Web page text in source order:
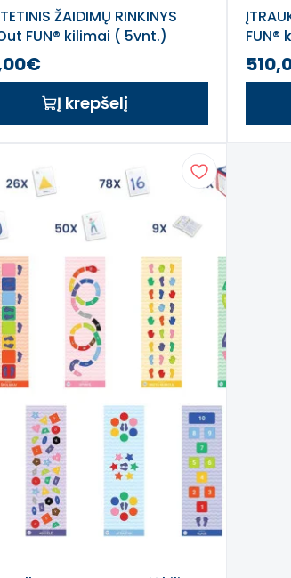
ŽAIDIMŲ RINKINYS
FUN® kilimai ( 5vnt.)
Į krepšelį